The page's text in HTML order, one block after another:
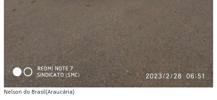
Nelson do Brasil(Araucária)